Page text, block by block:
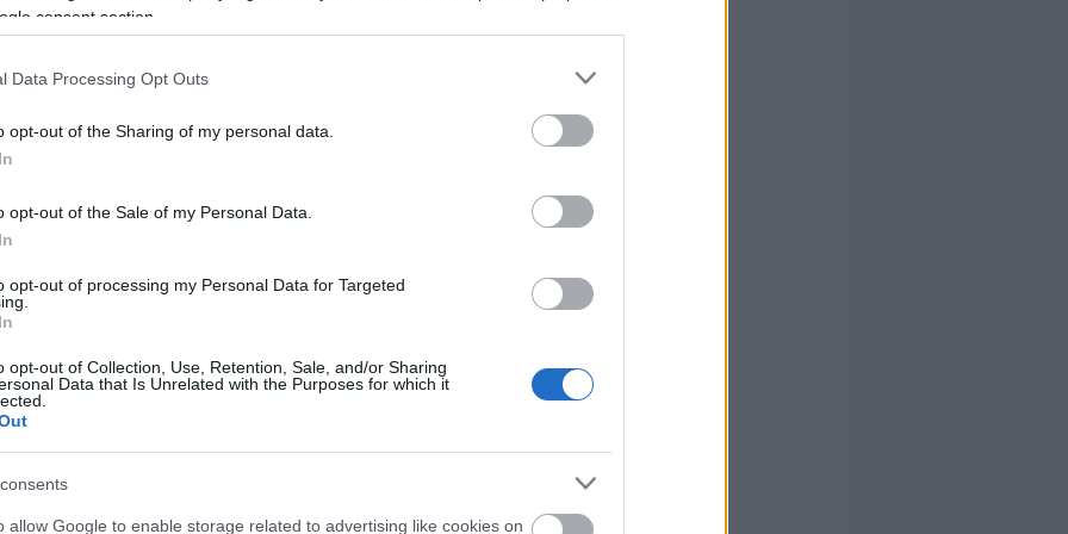
consent section.
Data Processing Opt Outs
opt-out of the Sharing of my personal data.
opt-out of the Sale of my Personal Data.
opt-out of processing my Personal Data for Targeted
opt-out of Collection, Use, Retention, Sale, and/or Sharing
Data that Is Unrelated with the Purposes for which it
allow Google to enable storage related to advertising like cookies on
2009.07.24. 13:10:48
Persze meszse van ide az amerikai álom, de legalább a
megvan, sőt mi több kiváló érv lehet ez "az interneten csak szenny
Válasz erre
2009.07.24. 22:45:11
valak hogy lehet SMS-el twittelni?